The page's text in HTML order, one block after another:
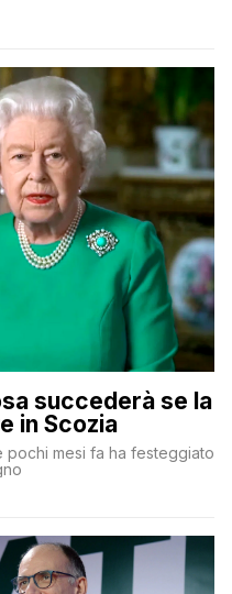
succederà se la
in Scozia
pochi mesi fa ha festeggiato